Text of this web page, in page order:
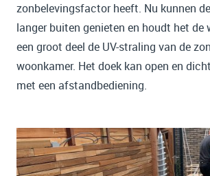
zonbelevingsfactor heeft. Nu kunnen
langer buiten genieten en houdt het de
een groot deel de UV-straling van de
woonkamer. Het doek kan open en
met een afstandbediening.